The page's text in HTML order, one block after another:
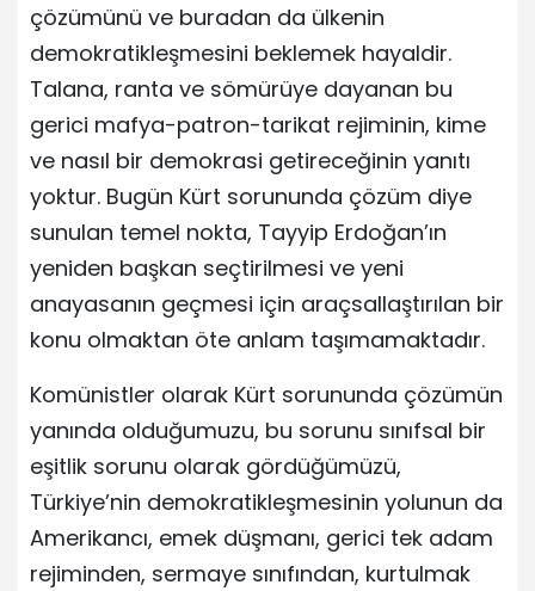
çözümünü ve buradan da ülkenin
demokratikleşmesini beklemek hayaldir.
Talana, ranta ve sömürüye dayanan bu
gerici mafya-patron-tarikat rejiminin, kime
ve nasıl bir demokrasi getireceğinin yanıtı
yoktur. Bugün Kürt sorununda çözüm diye
sunulan temel nokta, Tayyip Erdoğan’ın
yeniden başkan seçtirilmesi ve yeni
anayasanın geçmesi için araçsallaştırılan bir
konu olmaktan öte anlam taşımamaktadır.
Komünistler olarak Kürt sorununda çözümün
yanında olduğumuzu, bu sorunu sınıfsal bir
eşitlik sorunu olarak gördüğümüzü,
Türkiye’nin demokratikleşmesinin yolunun da
Amerikancı, emek düşmanı, gerici tek adam
rejiminden, sermaye sınıfından, kurtulmak